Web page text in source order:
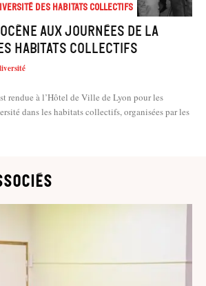
des habitats collectifs
aux journées de la
habitats collectifs
rendue à l’Hôtel de Ville de Lyon pour les
dans les habitats collectifs, organisées par les